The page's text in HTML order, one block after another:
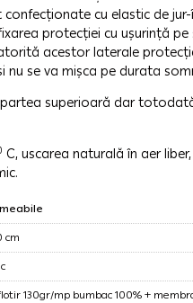
cu elastic de jur-
protecției cu ușurință pe
acestor laterale
se va mișca pe durata
superioară dar
C, uscarea naturală în aer
cm
130gr/mp bumbac 100% +